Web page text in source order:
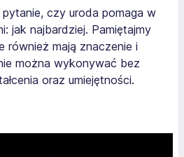
czy uroda pomaga w
jak najbardziej. Pamiętajmy
również mają znaczenie i
można wykonywać bez
oraz umiejętności.